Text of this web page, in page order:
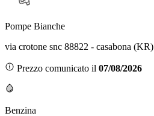
Pompe Bianche
via crotone snc 88822 - casabona (KR)
Prezzo comunicato il 07/08/2026
Benzina